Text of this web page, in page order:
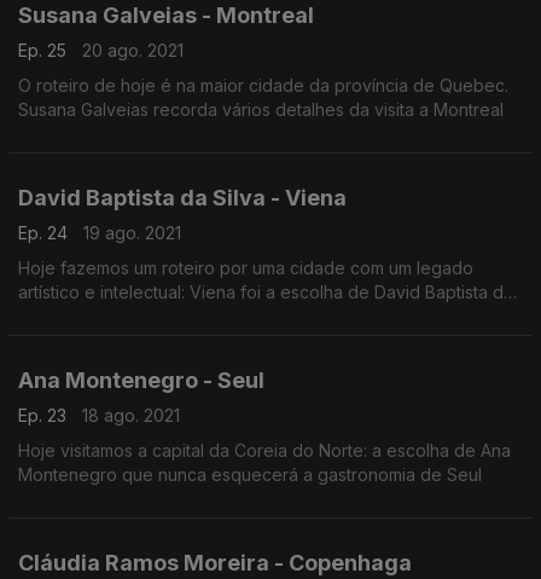
Susana Galveias - Montreal
Ep. 25
20 ago. 2021
O roteiro de hoje é na maior cidade da província de Quebec.
Susana Galveias recorda vários detalhes da visita a Montreal
David Baptista da Silva - Viena
Ep. 24
19 ago. 2021
Hoje fazemos um roteiro por uma cidade com um legado
artístico e intelectual: Viena foi a escolha de David Baptista da
Ana Montenegro - Seul
Ep. 23
18 ago. 2021
Hoje visitamos a capital da Coreia do Norte: a escolha de Ana
Montenegro que nunca esquecerá a gastronomia de Seul
Cláudia Ramos Moreira - Copenhaga